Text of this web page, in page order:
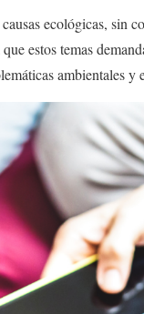
ecológicas, sin
estos temas
ambientales y